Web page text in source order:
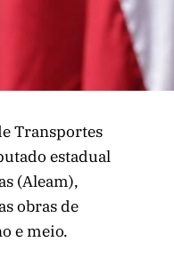
Transportes
estadual
(Aleam),
obras de
e meio.